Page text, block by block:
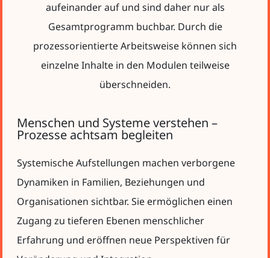
aufeinander auf und sind daher nur als
Gesamtprogramm buchbar. Durch die
prozessorientierte Arbeitsweise können sich
einzelne Inhalte in den Modulen teilweise
überschneiden.
Menschen und Systeme verstehen –
Prozesse achtsam begleiten
Systemische Aufstellungen machen verborgene
Dynamiken in Familien, Beziehungen und
Organisationen sichtbar. Sie ermöglichen einen
Zugang zu tieferen Ebenen menschlicher
Erfahrung und eröffnen neue Perspektiven für